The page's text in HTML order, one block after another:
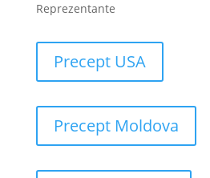
Reprezentante
Precept USA
Precept Moldova